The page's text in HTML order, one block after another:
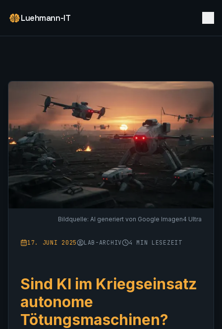
Luehmann-IT
Bildquelle: AI generiert von Google Imagen4 Ultra
17. JUNI 2025 LAB-ARCHIV 4 MIN LESEZEIT
Sind KI im Kriegseinsatz
autonome
Tötungsmaschinen?